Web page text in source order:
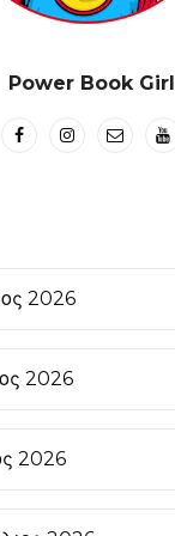
Power Book Girl
2026
2026
2026